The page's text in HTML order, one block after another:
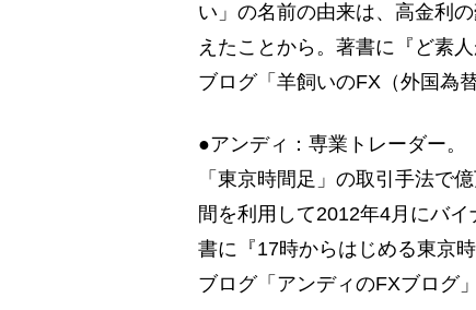
い」の名前の由来は、高金利
えたことから。著書に『ど素
ブログ「羊飼いのFX（外国為
●アンディ：専業トレーダー。
「東京時間足」の取引手法で
間を利用して2012年4月にバ
書に『17時からはじめる東京
ブログ「アンディのFXブログ